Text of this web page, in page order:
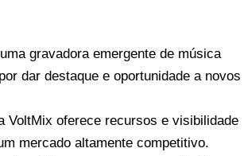
gravadora emergente de música
dar destaque e oportunidade a novos
VoltMix oferece recursos e visibilidade
mercado altamente competitivo.